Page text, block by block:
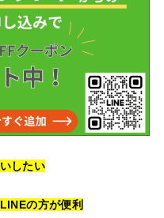
したい
の方が便利